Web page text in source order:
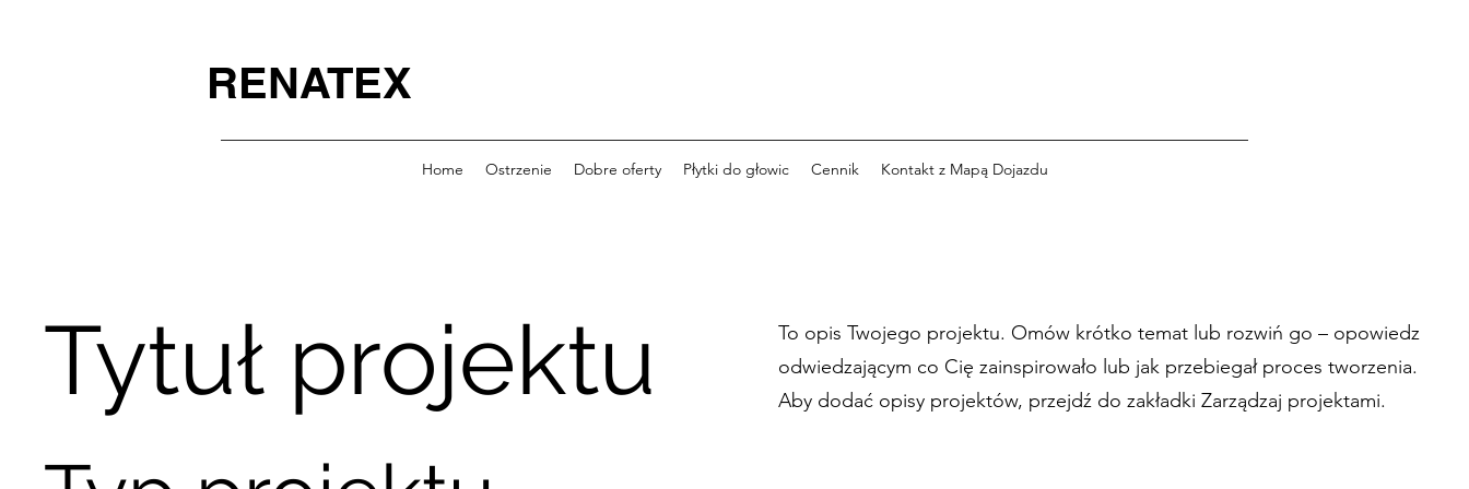
RENATEX
Home Ostrzenie Dobre oferty Płytki do głowic Cennik Kontakt z Mapą Dojazdu
Tytuł projektu
To opis Twojego projektu. Omów krótko temat lub rozwiń go – opowiedz
odwiedzającym co Cię zainspirowało lub jak przebiegał proces tworzenia.
Aby dodać opisy projektów, przejdź do zakładki Zarządzaj projektami.